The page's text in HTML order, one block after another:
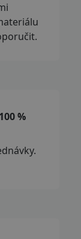
100 %